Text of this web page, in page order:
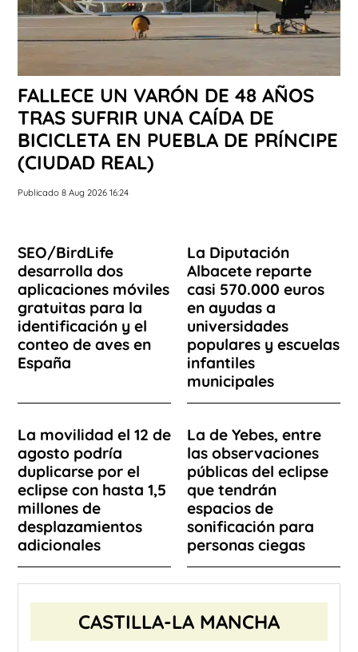
FALLECE UN VARÓN DE 48 AÑOS
TRAS SUFRIR UNA CAÍDA DE
BICICLETA EN PUEBLA DE PRÍNCIPE
(CIUDAD REAL)
Publicado 8 Aug 2026 16:24
SEO/BirdLife
desarrolla dos
aplicaciones móviles
gratuitas para la
identificación y el
conteo de aves en
España
La Diputación
Albacete reparte
casi 570.000 euros
en ayudas a
universidades
populares y escuelas
infantiles
municipales
La movilidad el 12 de
agosto podría
duplicarse por el
eclipse con hasta 1,5
millones de
desplazamientos
adicionales
La de Yebes, entre
las observaciones
públicas del eclipse
que tendrán
espacios de
sonificación para
personas ciegas
CASTILLA-LA MANCHA